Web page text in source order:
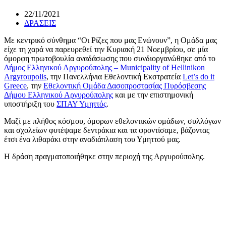
22/11/2021
ΔΡΑΣΕΙΣ
Με κεντρικό σύνθημα “Οι Ρίζες που μας Ενώνουν”, η Ομάδα μας
είχε τη χαρά να παρευρεθεί την Κυριακή 21 Νοεμβρίου, σε μία
όμορφη πρωτοβουλία αναδάσωσης που συνδιοργανώθηκε από το
Δήμος Ελληνικού Αργυρούπολης – Municipality of Hellinikon
Argyroupolis, την Πανελλήνια Εθελοντική Εκστρατεία Let’s do it
Greece, την Εθελοντική Ομάδα Δασοπροστασίας Πυρόσβεσης
Δήμου Ελληνικού Αργυρούπολης και με την επιστημονική
υποστήριξη του ΣΠΑΥ Υμηττός.
Μαζί με πλήθος κόσμου, όμορων εθελοντικών ομάδων, συλλόγων
και σχολείων φυτέψαμε δεντράκια και τα φροντίσαμε, βάζοντας
έτσι ένα λιθαράκι στην αναδιάπλαση του Υμηττού μας.
Η δράση πραγματοποιήθηκε στην περιοχή της Αργυρούπολης.